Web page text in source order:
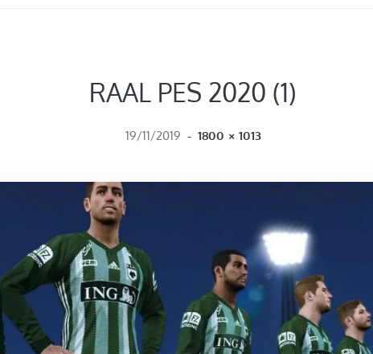
RAAL PES 2020 (1)
19/11/2019 - FULL SIZE
1800 × 1013